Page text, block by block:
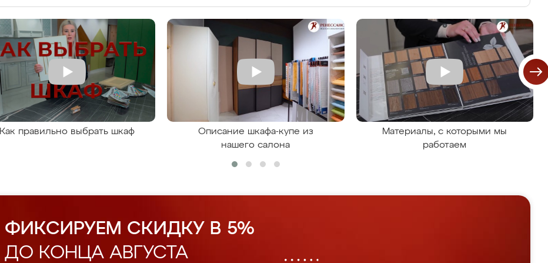
Как правильно выбрать шкаф
Описание шкафа-купе из
нашего салона
Материалы, с которыми мы
работаем
ФИКСИРУЕМ СКИДКУ В 5%
ДО КОНЦА АВГУСТА